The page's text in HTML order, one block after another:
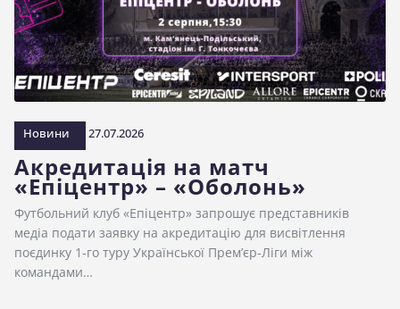
Новини 27.07.2026
Акредитація на матч
«Епіцентр» – «Оболонь»
Футбольний клуб «Епіцентр» запрошує представників
медіа подати заявку на акредитацію для висвітлення
поєдинку 1-го туру Української Прем’єр-Ліги між
командами…